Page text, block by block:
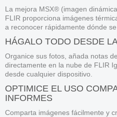
La mejora MSX® (imagen
FLIR proporciona imágenes
a reconocer rápidamente dónde
HÁGALO TODO DESDE
Organice sus fotos, añada notas
directamente en la nube de FLIR
desde cualquier dispositivo.
OPTIMICE EL USO
INFORMES
Comparta imágenes fácilmente y